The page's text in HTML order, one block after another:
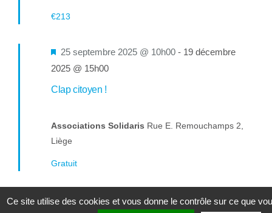
€213
Clap citoyen !
Mis
en
avant
25 septembre 2025 @ 10h00 - 19 décembre
2025 @ 15h00
Associations Solidaris Rue E. Remouchamps 2,
Liège
Gratuit
Ce site utilise des cookies et vous donne le contrôle sur ce que